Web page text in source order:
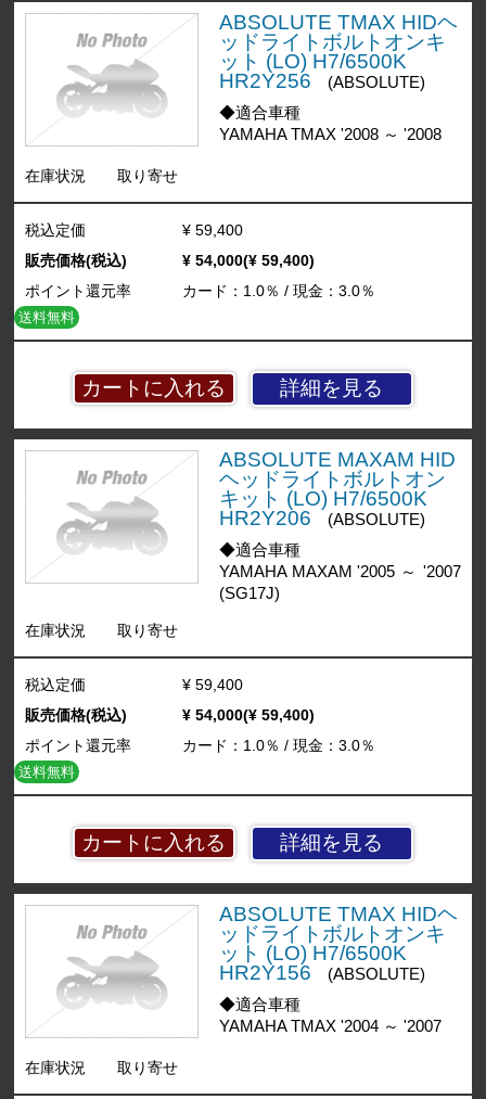
ABSOLUTE TMAX HIDヘ
ッドライトボルトオンキ
ット (LO) H7/6500K
HR2Y256
(ABSOLUTE)
◆適合車種
YAMAHA TMAX '2008 ～ '2008
在庫状況 取り寄せ
詳細を見る
税込定価
¥ 59,400
販売価格(税込)
¥ 54,000(¥ 59,400)
ポイント還元率
カード：1.0％ / 現金：3.0％
送料無料
ABSOLUTE MAXAM HID
ヘッドライトボルトオン
キット (LO) H7/6500K
HR2Y206
(ABSOLUTE)
◆適合車種
YAMAHA MAXAM '2005 ～ '2007
(SG17J)
在庫状況 取り寄せ
詳細を見る
税込定価
¥ 59,400
販売価格(税込)
¥ 54,000(¥ 59,400)
ポイント還元率
カード：1.0％ / 現金：3.0％
送料無料
ABSOLUTE TMAX HIDヘ
ッドライトボルトオンキ
ット (LO) H7/6500K
HR2Y156
(ABSOLUTE)
◆適合車種
YAMAHA TMAX '2004 ～ '2007
在庫状況 取り寄せ